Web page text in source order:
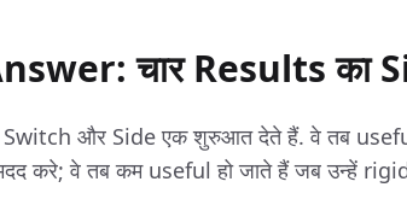
चार Results का
और Side एक शुरुआत देते हैं. वे तब
करे; वे तब कम useful हो जाते हैं जब उन्हें rigid